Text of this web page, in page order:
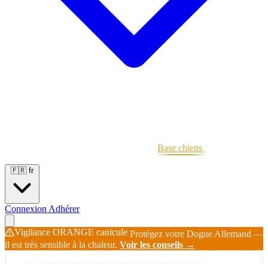
Base chiens
🇫🇷 fr
Connexion Adhérer
Vigilance ORANGE canicule Protégez votre Dogue Allemand —
il est très sensible à la chaleur. Voir les conseils →